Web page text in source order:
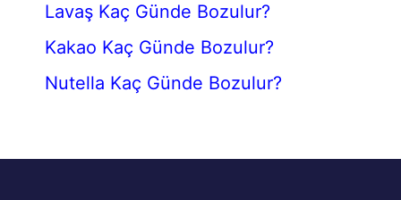
Lavaş Kaç Günde Bozulur?
Kakao Kaç Günde Bozulur?
Nutella Kaç Günde Bozulur?